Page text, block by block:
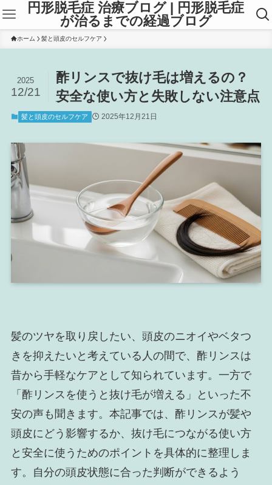
円形脱毛症 治療ブログ | 円形脱毛症
が治るまでの経過ブログ
ホーム 髪と頭皮のセルフケア
酢リンスで抜け毛は増えるの？
安全な使い方と失敗しない注意点
2025
12/21
髪と頭皮のセルフケア 2025年12月21日
髪のツヤを取り戻したい、頭皮のニオイやベタつ
きを抑えたいと考えている人の間で、酢リンスは
昔から手軽なケアとして知られています。一方で
「酢リンスを使うと抜け毛が増える」といった不
安の声も聞きます。本記事では、酢リンスが髪や
頭皮にどう影響するか、抜け毛につながる使い方
と安全に使うためのポイントを具体的に整理しま
す。自分の頭皮状態に合った判断ができるよう